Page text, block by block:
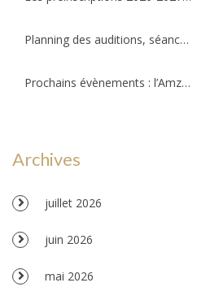
Planning des auditions, séances d’essais et permanences professeurs
Prochains évènements : l’Amzov participe à la fête de la musique !!!
Archives
juillet 2026
juin 2026
mai 2026